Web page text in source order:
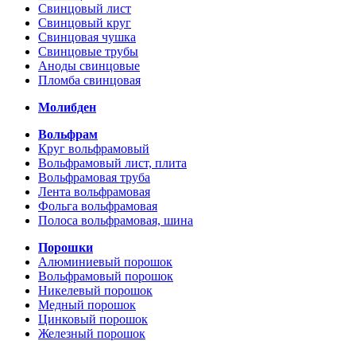
Свинцовый лист
Свинцовый круг
Свинцовая чушка
Свинцовые трубы
Аноды свинцовые
Пломба свинцовая
Молибден
Вольфрам
Круг вольфрамовый
Вольфрамовый лист, плита
Вольфрамовая труба
Лента вольфрамовая
Фольга вольфрамовая
Полоса вольфрамовая, шина
Порошки
Алюминиевый порошок
Вольфрамовый порошок
Никелевый порошок
Медный порошок
Цинковый порошок
Железный порошок